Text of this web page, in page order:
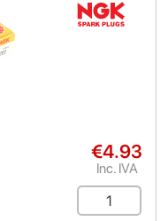
€4.93
Inc. IVA